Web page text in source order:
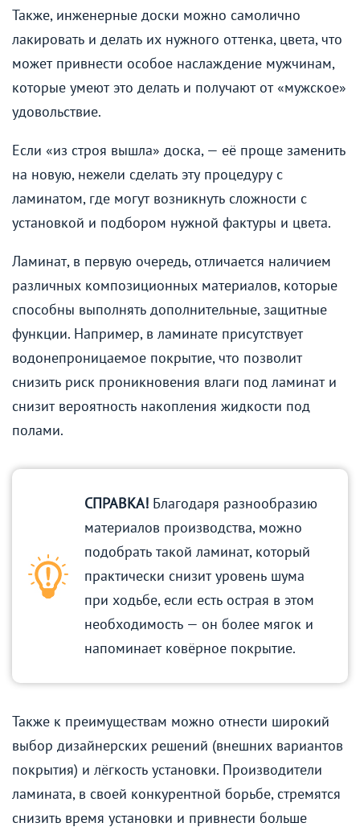
Также, инженерные доски можно самолично
лакировать и делать их нужного оттенка, цвета, что
может привнести особое наслаждение мужчинам,
которые умеют это делать и получают от «мужское»
удовольствие.
Если «из строя вышла» доска, — её проще заменить
на новую, нежели сделать эту процедуру с
ламинатом, где могут возникнуть сложности с
установкой и подбором нужной фактуры и цвета.
Ламинат, в первую очередь, отличается наличием
различных композиционных материалов, которые
способны выполнять дополнительные, защитные
функции. Например, в ламинате присутствует
водонепроницаемое покрытие, что позволит
снизить риск проникновения влаги под ламинат и
снизит вероятность накопления жидкости под
полами.
СПРАВКА! Благодаря разнообразию
материалов производства, можно
подобрать такой ламинат, который
практически снизит уровень шума
при ходьбе, если есть острая в этом
необходимость — он более мягок и
напоминает ковёрное покрытие.
Также к преимуществам можно отнести широкий
выбор дизайнерских решений (внешних вариантов
покрытия) и лёгкость установки. Производители
ламината, в своей конкурентной борьбе, стремятся
снизить время установки и привнести больше